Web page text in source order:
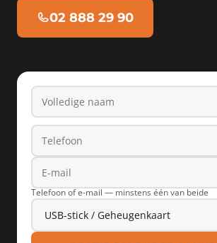
02 888 29 90
Volledige naam
Telefoon
E-mail
Telefoon of e-mail — minstens één van beide
Type apparaat